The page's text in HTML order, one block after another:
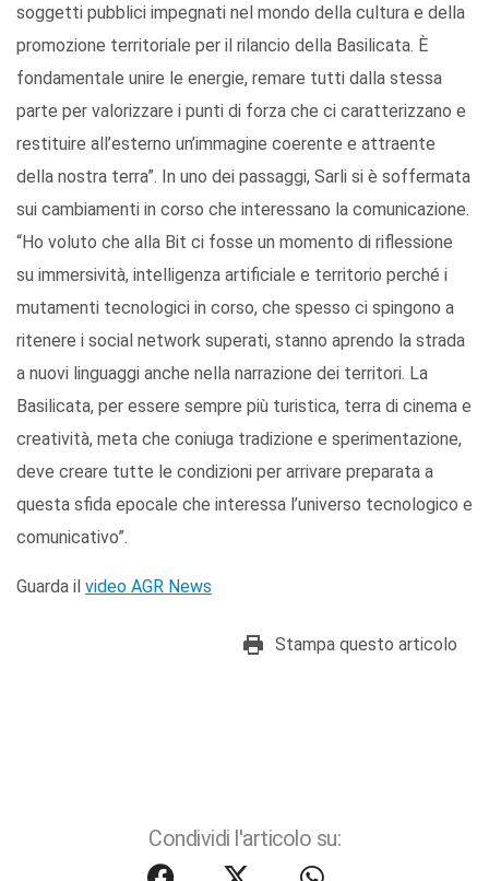
soggetti pubblici impegnati nel mondo della cultura e della
promozione territoriale per il rilancio della Basilicata. È
fondamentale unire le energie, remare tutti dalla stessa
parte per valorizzare i punti di forza che ci caratterizzano e
restituire all’esterno un’immagine coerente e attraente
della nostra terra”. In uno dei passaggi, Sarli si è soffermata
sui cambiamenti in corso che interessano la comunicazione.
“Ho voluto che alla Bit ci fosse un momento di riflessione
su immersività, intelligenza artificiale e territorio perché i
mutamenti tecnologici in corso, che spesso ci spingono a
ritenere i social network superati, stanno aprendo la strada
a nuovi linguaggi anche nella narrazione dei territori. La
Basilicata, per essere sempre più turistica, terra di cinema e
creatività, meta che coniuga tradizione e sperimentazione,
deve creare tutte le condizioni per arrivare preparata a
questa sfida epocale che interessa l’universo tecnologico e
comunicativo”.
Guarda il video AGR News
Stampa questo articolo
Condividi l'articolo su: